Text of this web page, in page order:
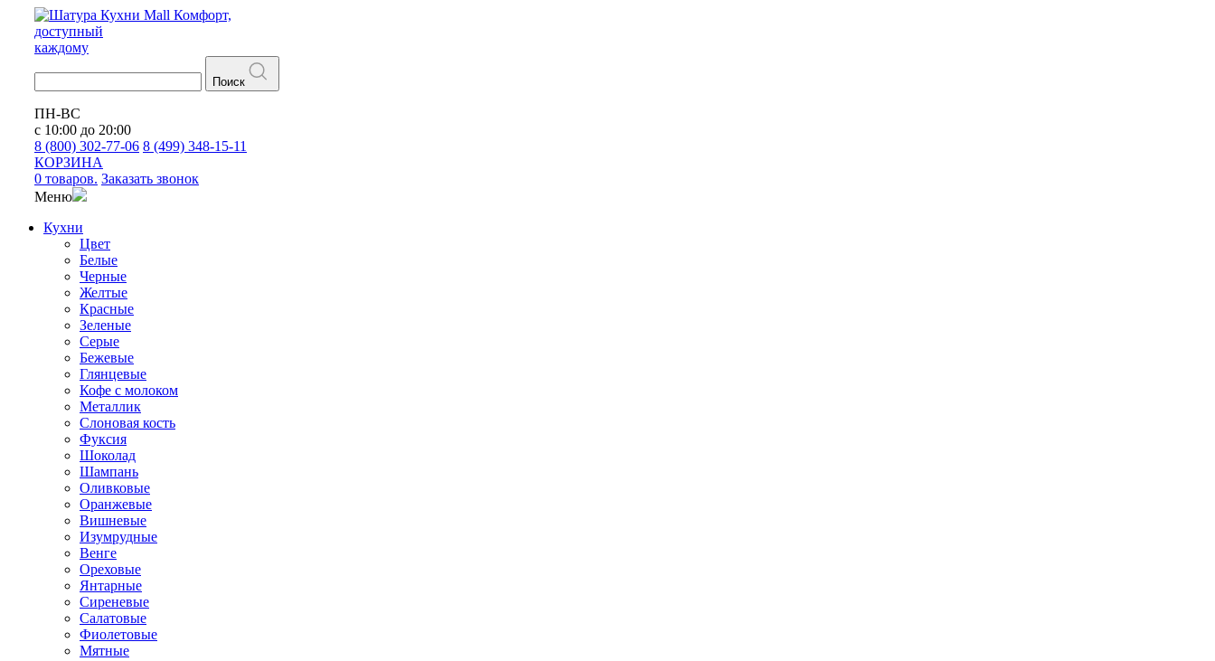
Кухни Mall Комфорт,
доступный
каждому
Поиск
ПН-ВС
с 10:00 до 20:00
8 (800) 302-77-06 8 (499) 348-15-11
КОРЗИНА
0 товаров. Заказать звонок
Меню
Кухни
Цвет
Белые
Черные
Желтые
Красные
Зеленые
Серые
Бежевые
Глянцевые
Кофе с молоком
Металлик
Слоновая кость
Фуксия
Шоколад
Шампань
Оливковые
Оранжевые
Вишневые
Изумрудные
Венге
Ореховые
Янтарные
Сиреневые
Салатовые
Фиолетовые
Мятные